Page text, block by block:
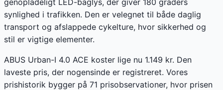
synlighed i trafikken. Den er velegnet til både daglig
transport og afslappede cykelture, hvor sikkerhed og
stil er vigtige elementer.
ABUS Urban-I 4.0 ACE koster lige nu 1.149 kr. Den
laveste pris, der nogensinde er registreret. Vores
prishistorik bygger på 71 prisobservationer, hvor prisen